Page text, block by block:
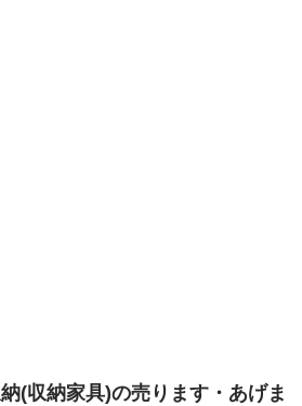
(収納家具)の売ります・あげま